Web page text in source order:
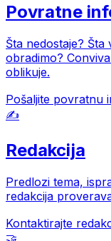
Povratne
Šta nedostaje?
obradimo?
oblikuje.
Pošaljite povratnu
✍️
Redakcija
Predlozi tema,
redakcija
Kontaktirajte